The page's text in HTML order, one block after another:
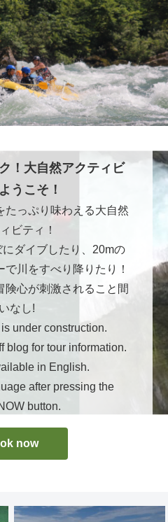
！大自然アクティビ
うこそ！
たっぷり味わえる大自然
ビティ！
ダイブしたり、20mの
川をすべり降りたり！
険心が刺激されること間
なし!
under construction.
blog for tour information.
in English.
after pressing the
button.
now